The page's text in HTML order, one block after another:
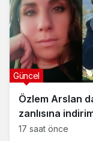
Özlem Arslan
zanlısına
müebbet hapis
17 saat önce
Güncel